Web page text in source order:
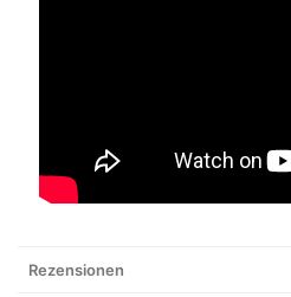
Rezensionen